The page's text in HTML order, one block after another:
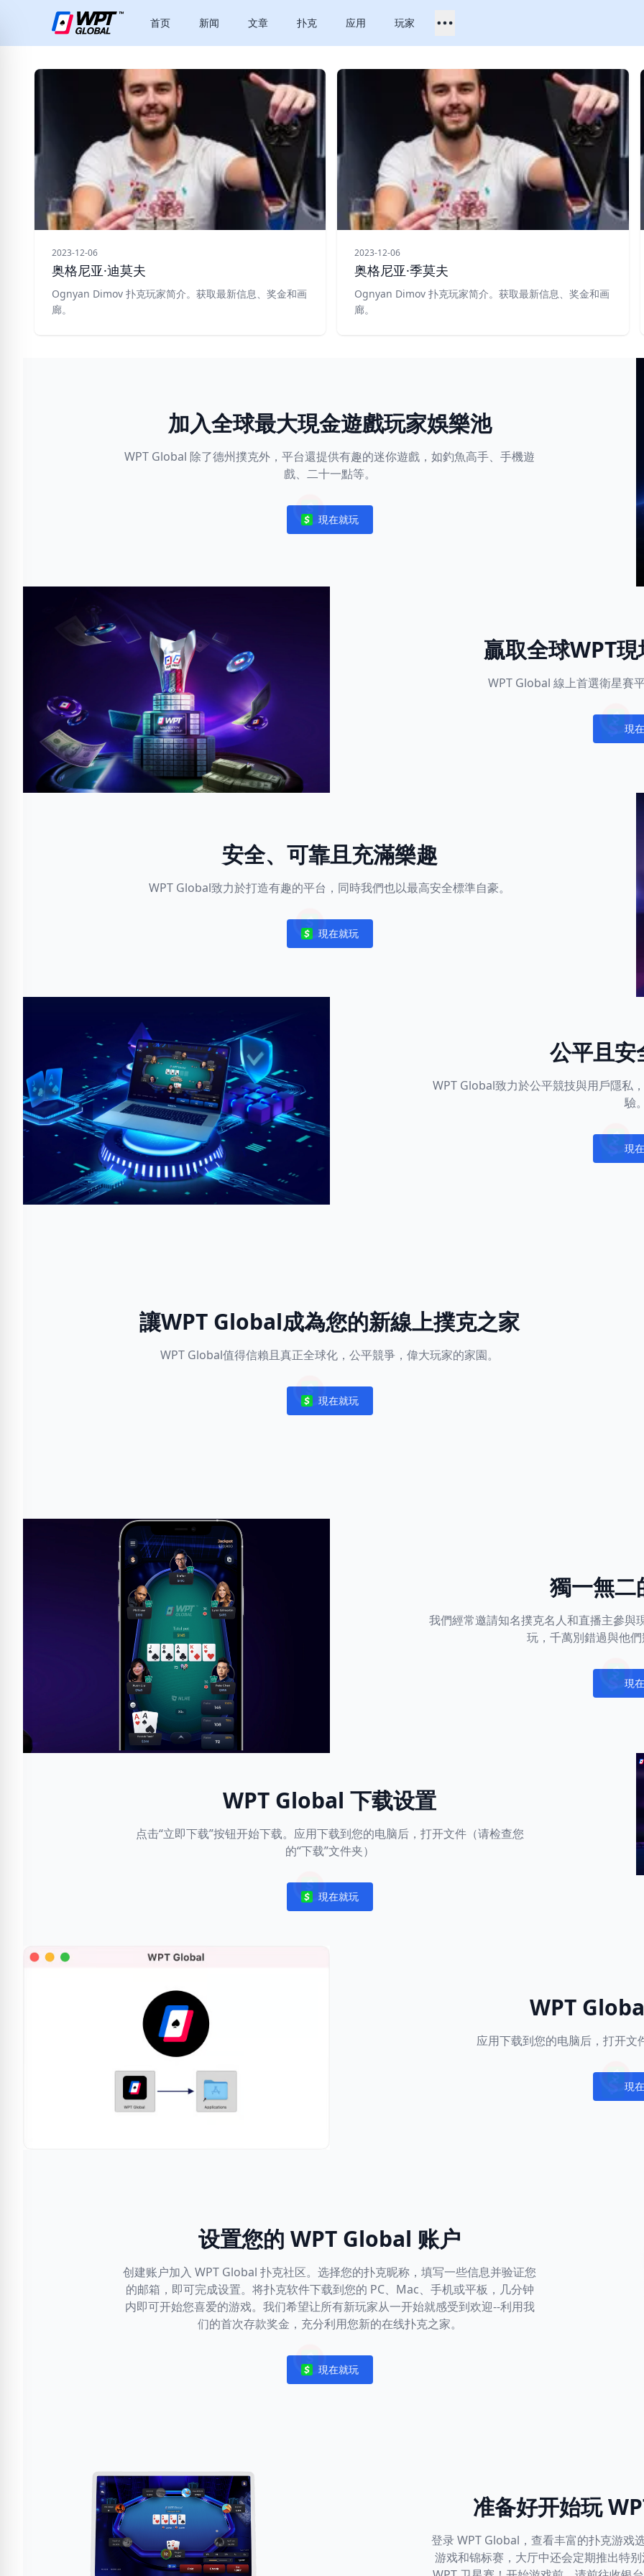
首页 新闻 文章 扑克 应用 玩家
2023-12-06
奥格尼亚·迪莫夫
Ognyan Dimov 扑克玩家简介。获取最新信息、奖金和画
廊。
2023-12-06
奥格尼亚·季莫夫
Ognyan Dimov 扑克玩家简介。获取最新信息、奖金和画
廊。
加入全球最大現金遊戲玩家娛樂池
WPT Global 除了德州撲克外，平台還提供有趣的迷你遊戲，如釣魚高手、手機遊
戲、二十一點等。
Notifications
現在就玩
贏取全球WPT
WPT Global 線上首選衛星賽
現
安全、可靠且充滿樂趣
WPT Global致力於打造有趣的平台，同時我們也以最高安全標準自豪。
Notifications
現在就玩
公平且安
WPT Global致力於公平競技與用戶隱私
驗
現
讓WPT Global成為您的新線上撲克之家
WPT Global值得信賴且真正全球化，公平競爭，偉大玩家的家園。
Notifications
現在就玩
獨一無二
我們經常邀請知名撲克名人和直播主參與
玩，千萬別錯過與他
現
WPT Global 下载设置
点击“立即下载”按钮开始下载。应用下载到您的电脑后，打开文件（请检查您
的“下载”文件夹）
Notifications
現在就玩
WPT
应用下载到您的电脑后，打开文
現
设置您的 WPT Global 账户
创建账户加入 WPT Global 扑克社区。选择您的扑克昵称，填写一些信息并验证您
的邮箱，即可完成设置。将扑克软件下载到您的 PC、Mac、手机或平板，几分钟
内即可开始您喜爱的游戏。我们希望让所有新玩家从一开始就感受到欢迎--利用我
们的首次存款奖金，充分利用您新的在线扑克之家。
Notifications
現在就玩
准备好开始玩
登录 WPT Global，查看丰富的扑克游戏
游戏和锦标赛，大厅中还会定期推出特